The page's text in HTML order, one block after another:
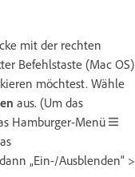
mit der rechten
Befehlstaste (Mac OS)
möchtest. Wähle
aus. (Um das
Hamburger-Menü
„Ein-/Ausblenden“ >